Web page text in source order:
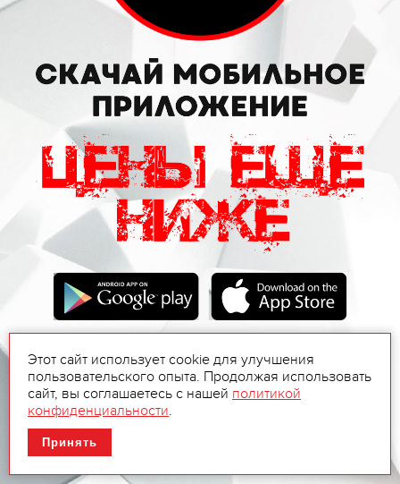
Этот сайт использует cookie для улучшения
пользовательского опыта. Продолжая использовать
сайт, вы соглашаетесь с нашей политикой
конфиденциальности.
Принять